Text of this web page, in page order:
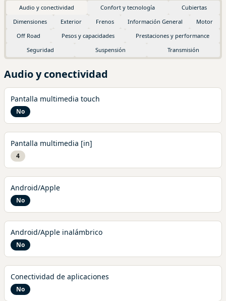
Audio y conectividad Confort y tecnología
Cubiertas
Dimensiones
Exterior Frenos Información General
Motor
Off Road
Pesos y capacidades
Prestaciones y performance
Seguridad
Suspensión Transmisión
Audio y conectividad
Pantalla multimedia touch
No
Pantalla multimedia [in]
4
Android/Apple
No
Android/Apple inalámbrico
No
Conectividad de aplicaciones
No